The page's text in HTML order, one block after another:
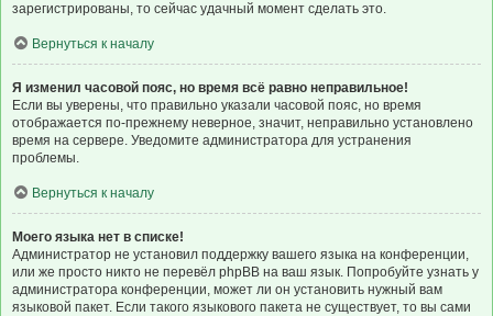
зарегистрированы, то сейчас удачный момент сделать это.
Вернуться к началу
Я изменил часовой пояс, но время всё равно неправильное!
Если вы уверены, что правильно указали часовой пояс, но время
отображается по-прежнему неверное, значит, неправильно установлено
время на сервере. Уведомите администратора для устранения
проблемы.
Вернуться к началу
Моего языка нет в списке!
Администратор не установил поддержку вашего языка на конференции,
или же просто никто не перевёл phpBB на ваш язык. Попробуйте узнать у
администратора конференции, может ли он установить нужный вам
языковой пакет. Если такого языкового пакета не существует, то вы сами